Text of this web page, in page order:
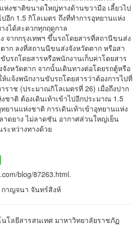
ห่งชาติขนาดใหญ่ทางด้านขวามือ เลี้ยวไป
อีก 1.5 กิโลเมตร ถึงที่ทำการอุทยานแห่ง
งได้สะดวกทุกฤดูกาล
ากกรุงเทพฯ ขึ้นรถโดยสารที่สถานีขนส่ง
ตาก ลงที่สถานนีขนส่งจังหวัดตาก หรือสา
บรถโดยสารหรือพนักงานเก็บค่าโดยสาร
งหวัดตาก จากนั้นเดินทางต่อโดยรถตู้หรือ
แจ้งพนักงานขับรถโดยสารว่าต้องการไปที่
าช (ประมาณกิโลเมตรที่ 26) เมื่อถึงปาก
ชาติ ต้องเดินเท้าเข้าไปอีกประมาณ 1.5
ยานแห่งชาติ การเดินเท้าเข้าอุทยานแห่ง
าดยาง ไม่ลาดชัน อากาศส่วนใหญ่เย็น
ะหว่างทางด้วย
blog/87263.html.
าญจนา จันทร์สิงห์
โลยีสารสนเทศ มาหาวิทยาลัยราชภัฏ